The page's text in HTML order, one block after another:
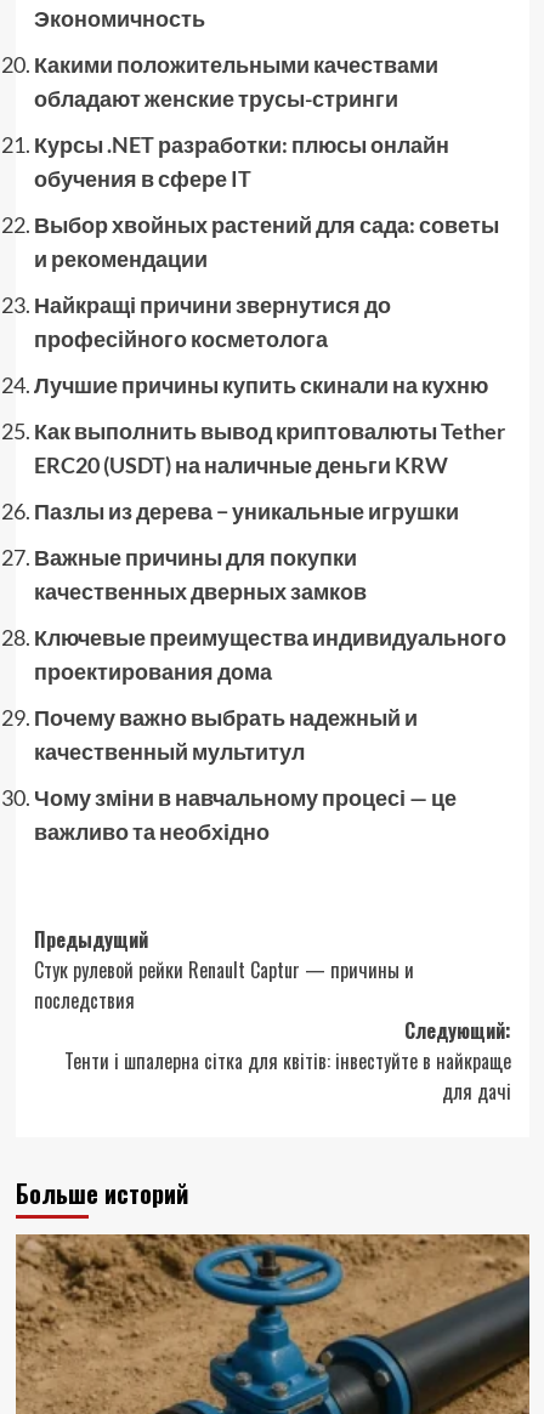
Экономичность
Какими положительными качествами
обладают женские трусы-стринги
Курсы .NET разработки: плюсы онлайн
обучения в сфере IT
Выбор хвойных растений для сада: советы
и рекомендации
Найкращі причини звернутися до
професійного косметолога
Лучшие причины купить скинали на кухню
Как выполнить вывод криптовалюты Tether
ERC20 (USDT) на наличные деньги KRW
Пазлы из дерева − уникальные игрушки
Важные причины для покупки
качественных дверных замков
Ключевые преимущества индивидуального
проектирования дома
Почему важно выбрать надежный и
качественный мультитул
Чому зміни в навчальному процесі — це
важливо та необхідно
Навигация
записи
Предыдущий
Стук рулевой рейки Renault Captur — причины и
последствия
Следующий:
Тенти і шпалерна сітка для квітів: інвестуйте в найкраще
для дачі
Больше историй